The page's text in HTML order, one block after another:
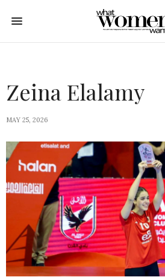
Zeina Elalamy
MAY 25, 2026